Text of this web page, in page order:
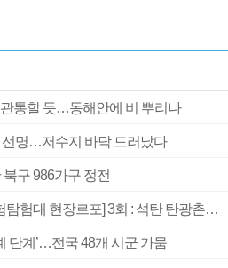
통할 듯…동해안에 비 뿌리나
선명…저수지 바닥 드러났다
구 986가구 정전
[2026 부산청소년극지체험탐험대 현장르포] 3회 : 석탄 탄광촌에서 북극 연구의 중심지로
단계’…전국 48개 시군 가뭄